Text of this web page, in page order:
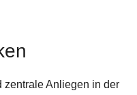
zentrale Anliegen in der